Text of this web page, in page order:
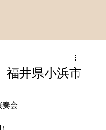
福井県小浜市
奏会
)